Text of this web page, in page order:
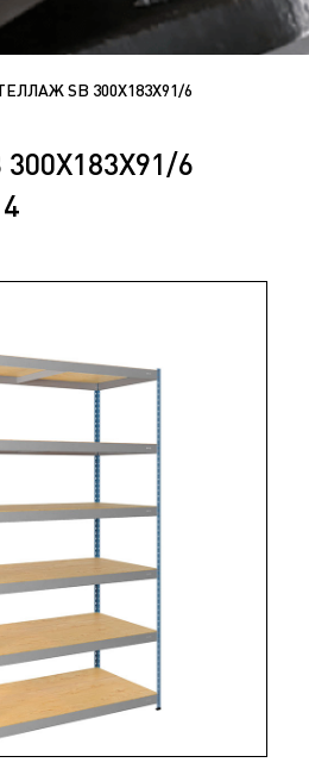
SB 300X183X91/6
6